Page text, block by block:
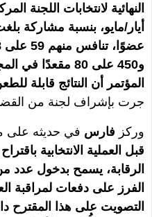
و450 على 80
المؤتمر أن النتائج قابلة للطعن
جرت بإشراف لجنة من
وركز فارس في حديثه على
قبل العملية الانتخابية
الرقابة، يسمح بدخول عدد
الفرز على دفعات لمراقبة
التصويت على هذا المقترح